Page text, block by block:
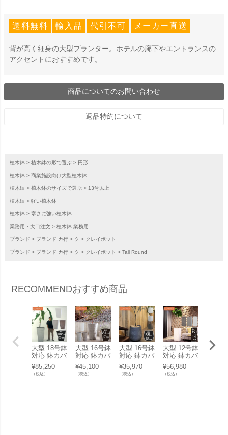
送料無料 輸入品 代引不可 メーカー直送
背が高く細身の大型プランター。ホテルの廊下やエントランスの
アクセントにおすすめです。
商品についてのお問い合わせ
返品特約について
植木鉢 植木鉢の形で選ぶ 円形
植木鉢 商業施設向け大型植木鉢
植木鉢 植木鉢のサイズで選ぶ 13号以上
植木鉢 軽い植木鉢
植木鉢 寒さに強い植木鉢
業務用・大口注文 植木鉢 業務用
ブランド ブランド カ行 ク クレイポット
ブランド ブランド カ行 ク クレイポット Tall Round
RECOMMENDおすすめ商品
大型 18号鉢
対応 鉢カバ
ー 「 クレ
イポット
（CLAYPO
¥85,250
（税込）
大型 16号鉢
対応 鉢カバ
ー 「 クレ
イポット
（CLAYPO
¥45,100
（税込）
大型 16号鉢
対応 鉢カバ
ー 「 クレ
イポット
（CLAYPO
¥35,970
（税込）
大型 12号鉢
対応 鉢カバ
ー 「 クレ
イポット
（CLAYPO
¥56,980
（税込）
中型